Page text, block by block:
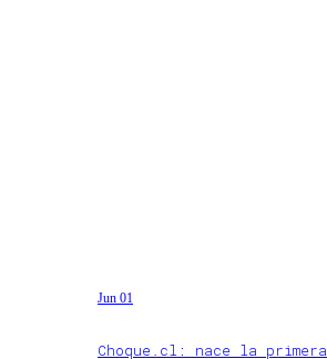
Jun 01
Choque.cl: nace la primera